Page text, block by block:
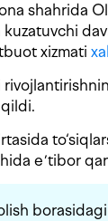
shahrida
xizmati
eʼtibor